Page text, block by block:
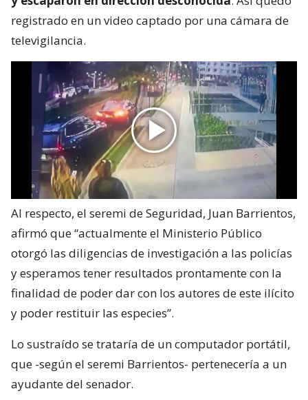
registrado en un video captado por una cámara de
televigilancia.
Al respecto, el seremi de Seguridad, Juan Barrientos,
afirmó que “actualmente el Ministerio Público
otorgó las diligencias de investigación a las policías
y esperamos tener resultados prontamente con la
finalidad de poder dar con los autores de este ilícito
y poder restituir las especies”.
Lo sustraído se trataría de un computador portátil,
que -según el seremi Barrientos- pertenecería a un
ayudante del senador.